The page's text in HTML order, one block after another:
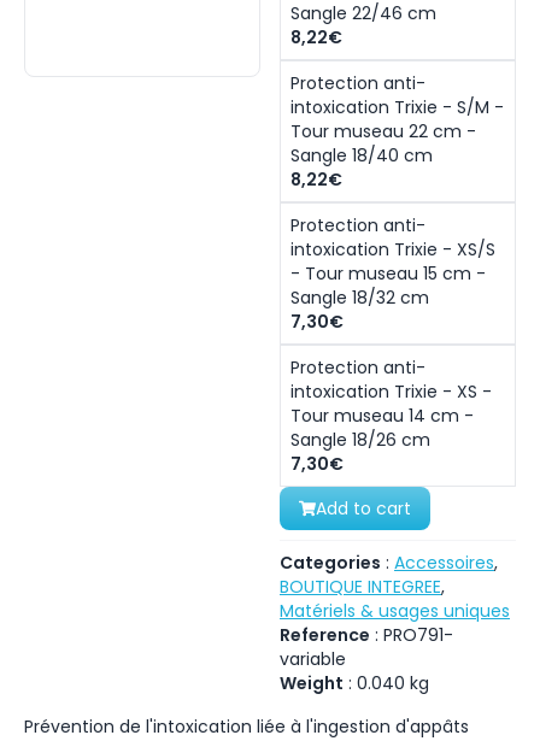
Sangle 22/46 cm
8,22€
Protection anti-
intoxication Trixie - S/M -
Tour museau 22 cm -
Sangle 18/40 cm
8,22€
Protection anti-
intoxication Trixie - XS/S
- Tour museau 15 cm -
Sangle 18/32 cm
7,30€
Protection anti-
intoxication Trixie - XS -
Tour museau 14 cm -
Sangle 18/26 cm
7,30€
Add to cart
Categories : Accessoires,
BOUTIQUE INTEGREE,
Matériels & usages uniques
Reference : PRO791-
variable
Weight : 0.040 kg
Prévention de l'intoxication liée à l'ingestion d'appâts